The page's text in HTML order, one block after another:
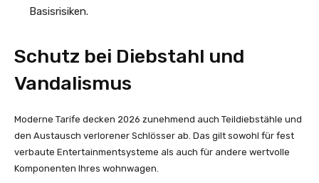
Basisrisiken.
Schutz bei Diebstahl und
Vandalismus
Moderne Tarife decken 2026 zunehmend auch Teildiebstähle und
den Austausch verlorener Schlösser ab. Das gilt sowohl für fest
verbaute Entertainmentsysteme als auch für andere wertvolle
Komponenten Ihres wohnwagen.